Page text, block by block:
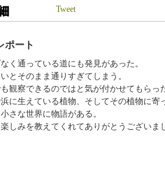
Tweet
ポート
く通っている道にも発見があった。
とそのまま通りすぎてしまう。
も観察できるのではと気が付かせてもらっ
に生えている植物、そしてその植物に寄
さな世界に物語がある。
しみを教えてくれてありがとうございま